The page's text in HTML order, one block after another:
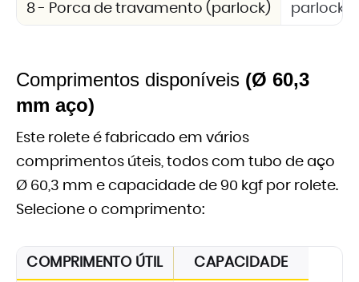
8 - Porca de travamento (parlock) parlock
Comprimentos disponíveis (Ø 60,3
mm aço)
Este rolete é fabricado em vários
comprimentos úteis, todos com tubo de aço
Ø 60,3 mm e capacidade de 90 kgf por rolete.
Selecione o comprimento:
COMPRIMENTO ÚTIL CAPACIDADE